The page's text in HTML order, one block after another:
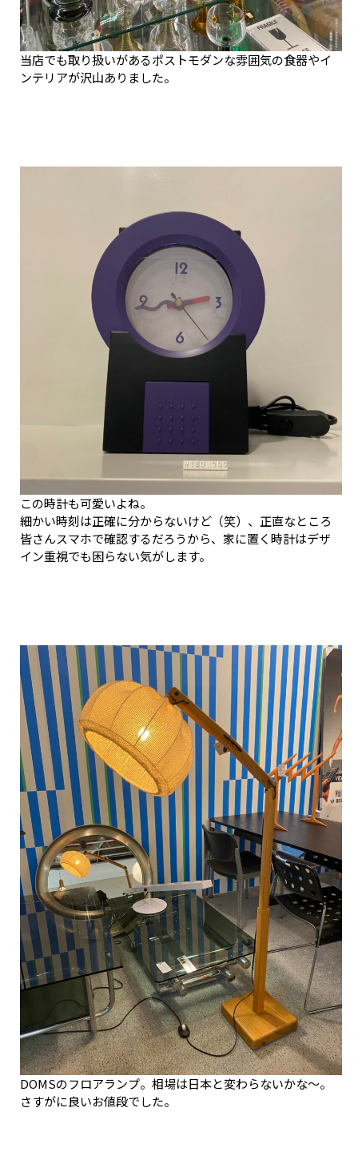
当店でも取り扱いがあるポストモダンな雰囲気の食器やイ
ンテリアが沢山ありました。
この時計も可愛いよね。
細かい時刻は正確に分からないけど（笑）、正直なところ
皆さんスマホで確認するだろうから、家に置く時計はデザ
イン重視でも困らない気がします。
DOMSのフロアランプ。相場は日本と変わらないかな～。
さすがに良いお値段でした。